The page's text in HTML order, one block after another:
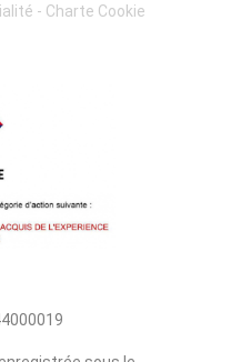
- Charte Cookie